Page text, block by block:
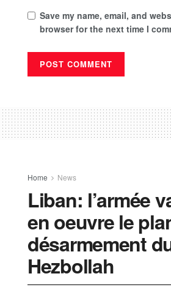
Save my name, email, and
browser for the next time I
Home News
Liban: l’armée
en oeuvre le
désarmement
Hezbollah